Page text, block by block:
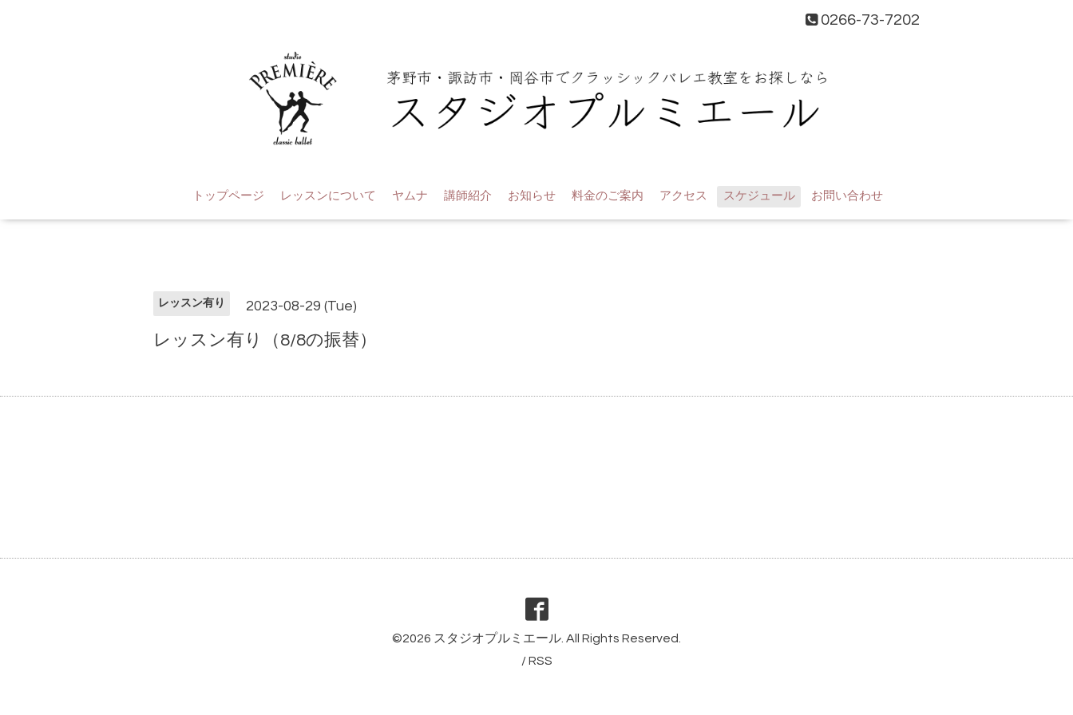
0266-73-7202
トップページ レッスンについて ヤムナ 講師紹介 お知らせ 料金のご案内 アクセス スケジュール お問い合わせ
レッスン有り 2023-08-29 (Tue)
レッスン有り（8/8の振替）
©2026 スタジオプルミエール. All Rights Reserved.
/RSS